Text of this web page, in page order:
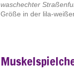
waschechter
Größe in der lila-